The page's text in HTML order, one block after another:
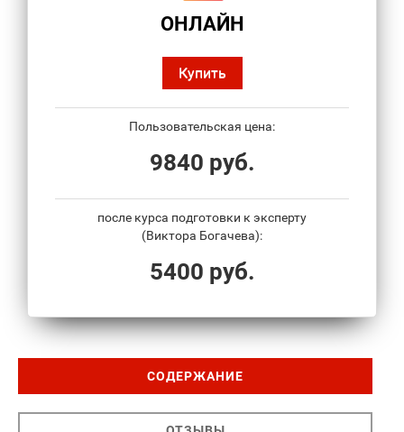
ОНЛАЙН
Купить
Пользовательская цена:
9840 руб.
после курса подготовки к эксперту
(Виктора Богачева):
5400 руб.
СОДЕРЖАНИЕ